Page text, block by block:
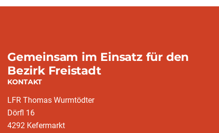
Gemeinsam im Einsatz für den
Bezirk Freistadt
KONTAKT
LFR Thomas Wurmtödter
Dörfl 16
4292 Kefermarkt